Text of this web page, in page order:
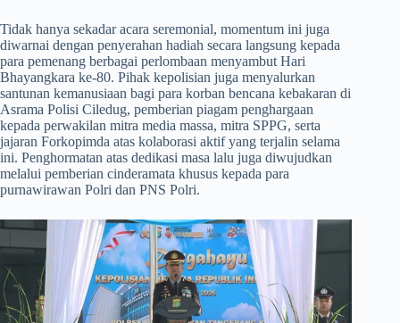
​Tidak hanya sekadar acara seremonial, momentum ini juga
diwarnai dengan penyerahan hadiah secara langsung kepada
para pemenang berbagai perlombaan menyambut Hari
Bhayangkara ke-80. Pihak kepolisian juga menyalurkan
santunan kemanusiaan bagi para korban bencana kebakaran di
Asrama Polisi Ciledug, pemberian piagam penghargaan
kepada perwakilan mitra media massa, mitra SPPG, serta
jajaran Forkopimda atas kolaborasi aktif yang terjalin selama
ini. Penghormatan atas dedikasi masa lalu juga diwujudkan
melalui pemberian cinderamata khusus kepada para
purnawirawan Polri dan PNS Polri.